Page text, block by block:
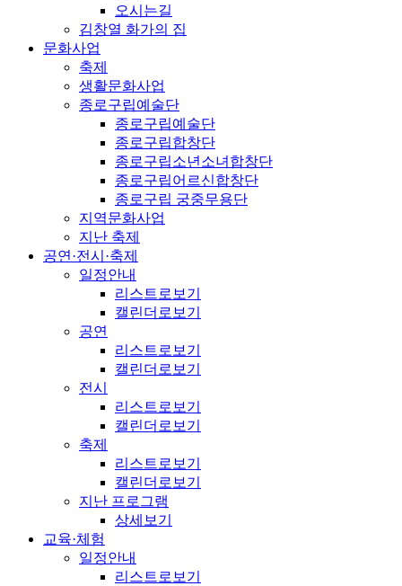
오시는길
김창열 화가의 집
문화사업
축제
생활문화사업
종로구립예술단
종로구립예술단
종로구립합창단
종로구립소년소녀합창단
종로구립어르신합창단
종로구립 궁중무용단
지역문화사업
지난 축제
공연·전시·축제
일정안내
리스트로보기
캘린더로보기
공연
리스트로보기
캘린더로보기
전시
리스트로보기
캘린더로보기
축제
리스트로보기
캘린더로보기
지난 프로그램
상세보기
교육·체험
일정안내
리스트로보기